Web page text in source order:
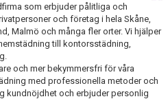
som erbjuderpålitliga och
och företag i hela Skåne,
Malmö och många fler orter. Vi hjälper
till kontorsstädning,
och mer bekymmersfri för våra
med professionella metoder och
kundnöjdhet och erbjuder personlig